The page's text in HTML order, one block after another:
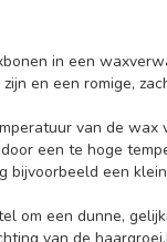
in een
en een romige,
van de wax
een te hoge
bijvoorbeeld een
om een dunne,